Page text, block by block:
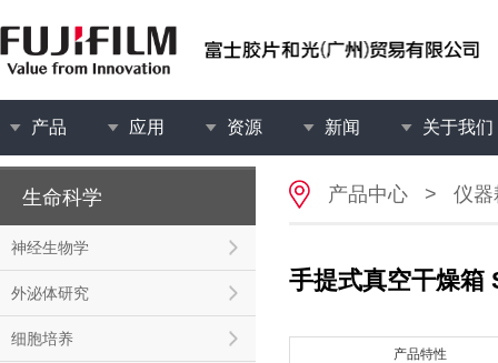
产品 应用 资源 新闻 关于我们
生命科学
神经生物学
外泌体研究
细胞培养
产品中心 > 仪器
手提式真空干燥箱
产品特性